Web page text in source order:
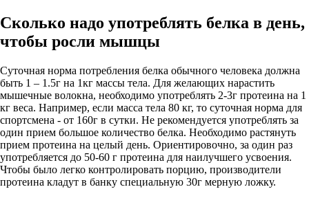
Сколько надо употреблять белка в день,
чтобы росли мышцы
Суточная норма потребления белка обычного человека должна
быть 1 – 1.5г на 1кг массы тела. Для желающих нарастить
мышечные волокна, необходимо употреблять 2-3г протеина на 1
кг веса. Например, если масса тела 80 кг, то суточная норма для
спортсмена - от 160г в сутки. Не рекомендуется употреблять за
один прием большое количество белка. Необходимо растянуть
прием протеина на целый день. Ориентировочно, за один раз
употребляется до 50-60 г протеина для наилучшего усвоения.
Чтобы было легко контролировать порцию, производители
протеина кладут в банку специальную 30г мерную ложку.